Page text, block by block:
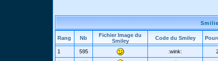
Rang Nb
Fichier Image du
Smiley
Code du Smiley
1 595 :wink: